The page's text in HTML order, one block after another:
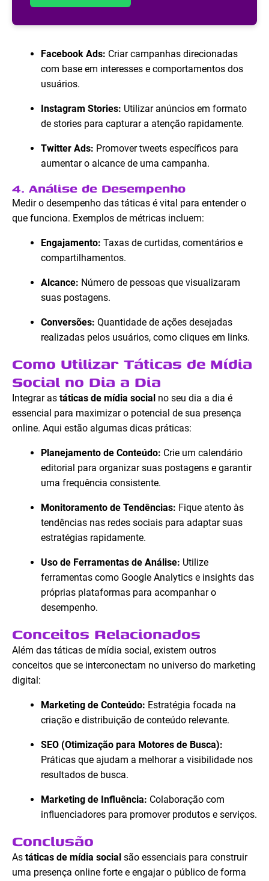
Facebook Ads: Criar campanhas direcionadas
com base em interesses e comportamentos dos
usuários.
Instagram Stories: Utilizar anúncios em formato
de stories para capturar a atenção rapidamente.
Twitter Ads: Promover tweets específicos para
aumentar o alcance de uma campanha.
4. Análise de Desempenho
Medir o desempenho das táticas é vital para entender o
que funciona. Exemplos de métricas incluem:
Engajamento: Taxas de curtidas, comentários e
compartilhamentos.
Alcance: Número de pessoas que visualizaram
suas postagens.
Conversões: Quantidade de ações desejadas
realizadas pelos usuários, como cliques em links.
Como Utilizar Táticas de Mídia
Social no Dia a Dia
Integrar as táticas de mídia social no seu dia a dia é
essencial para maximizar o potencial de sua presença
online. Aqui estão algumas dicas práticas:
Planejamento de Conteúdo: Crie um calendário
editorial para organizar suas postagens e garantir
uma frequência consistente.
Monitoramento de Tendências: Fique atento às
tendências nas redes sociais para adaptar suas
estratégias rapidamente.
Uso de Ferramentas de Análise: Utilize
ferramentas como Google Analytics e insights das
próprias plataformas para acompanhar o
desempenho.
Conceitos Relacionados
Além das táticas de mídia social, existem outros
conceitos que se interconectam no universo do marketing
digital:
Marketing de Conteúdo: Estratégia focada na
criação e distribuição de conteúdo relevante.
SEO (Otimização para Motores de Busca):
Práticas que ajudam a melhorar a visibilidade nos
resultados de busca.
Marketing de Influência: Colaboração com
influenciadores para promover produtos e serviços.
Conclusão
As táticas de mídia social são essenciais para construir
uma presença online forte e engajar o público de forma